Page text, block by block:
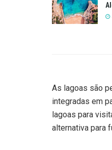
As lagoas são
integradas em
lagoas para
alternativa para